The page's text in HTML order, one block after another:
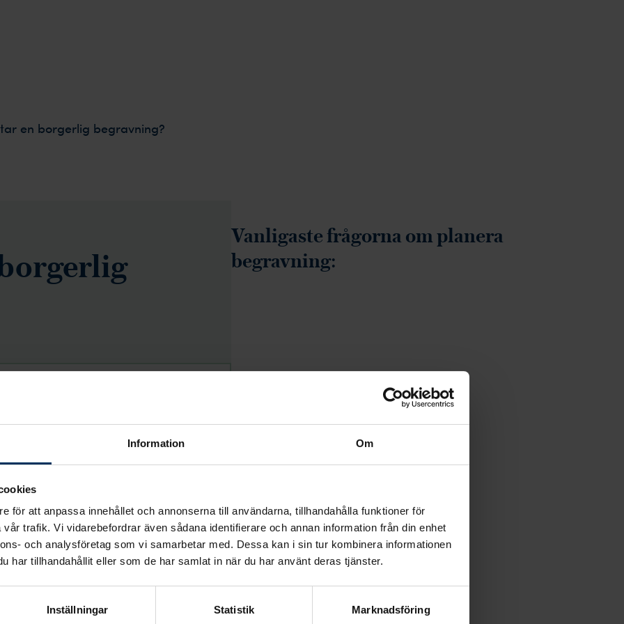
Information Om
för att anpassa innehållet och annonserna till användarna, tillhandahålla funktioner för
trafik. Vi vidarebefordrar även sådana identifierare och annan information från din enhet
och analysföretag som vi samarbetar med. Dessa kan i sin tur kombinera informationen
har tillhandahållit eller som de har samlat in när du har använt deras tjänster.
Inställningar Statistik Marknadsföring
en borgerlig begravning?
ska beslut fattas kring
programblad.
officiantoch det är även
på plats. Förutom dessa
grundkostnader som alltid
borgerlig ceremoni kan kosta? Vi
Vanligaste frågorna om planera
begravning: